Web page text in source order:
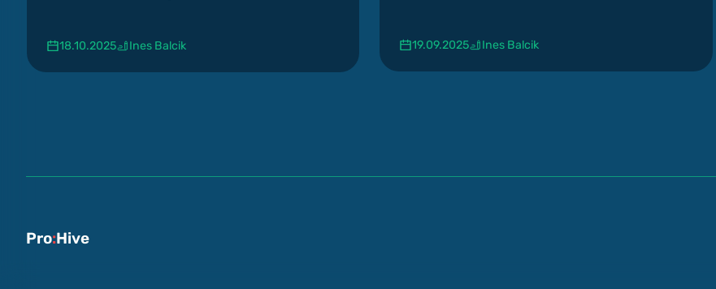
18.10.2025 Ines Balcik 19.09.2025 Ines Balcik
Pro:Hive